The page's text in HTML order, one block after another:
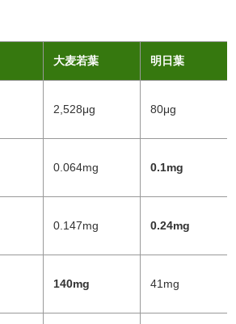
大麦若葉 明日葉
2,528μg 80μg
0.064mg 0.1mg
0.147mg 0.24mg
140mg 41mg